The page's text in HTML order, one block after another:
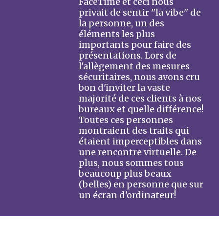
privait de sentir ''la vibe'' de
la personne, un des
éléments les plus
importants pour faire des
présentations. Lors de
l'allègement des mesures
sécuritaires, nous avons cru
bon d'inviter la vaste
majorité de ces clients à nos
bureaux et quelle différence!
Toutes ces personnes
montraient des traits qui
étaient imperceptibles dans
une rencontre virtuelle. De
plus, nous sommes tous
beaucoup plus beaux
(belles) en personne que sur
un écran d'ordinateur!